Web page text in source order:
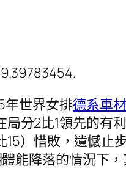
年世界女排德系車
分2比1領先的有
15）惜敗，遺憾止
體能降落的情況下